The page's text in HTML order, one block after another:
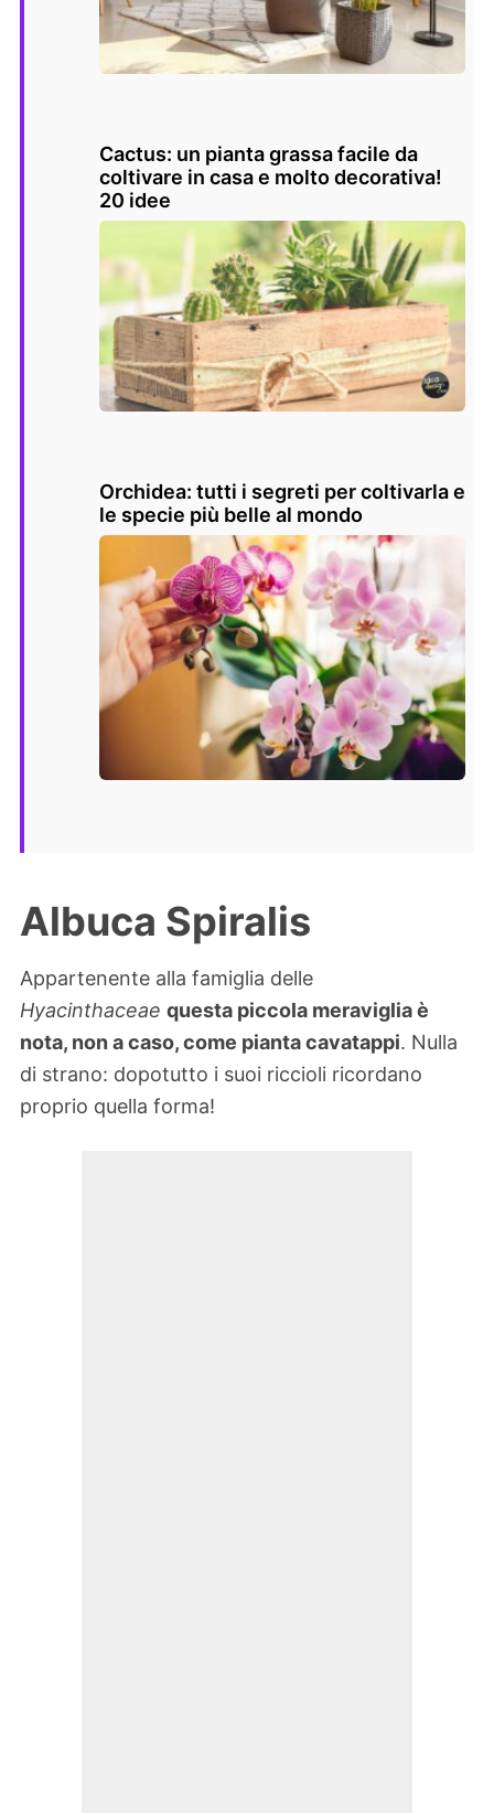
Cactus: un pianta grassa facile da
coltivare in casa e molto decorativa!
20 idee
Orchidea: tutti i segreti per coltivarla e
le specie più belle al mondo
Albuca Spiralis
Appartenente alla famiglia delle
Hyacinthaceae questa piccola meraviglia è
nota, non a caso, come pianta cavatappi. Nulla
di strano: dopotutto i suoi riccioli ricordano
proprio quella forma!